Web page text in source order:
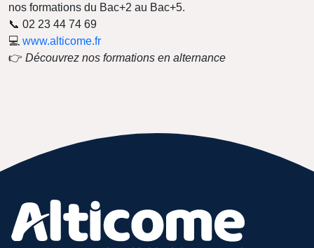
nos formations du Bac+2 au Bac+5.
📞 02 23 44 74 69
💻 www.alticome.fr
👉 Découvrez nos formations en alternance